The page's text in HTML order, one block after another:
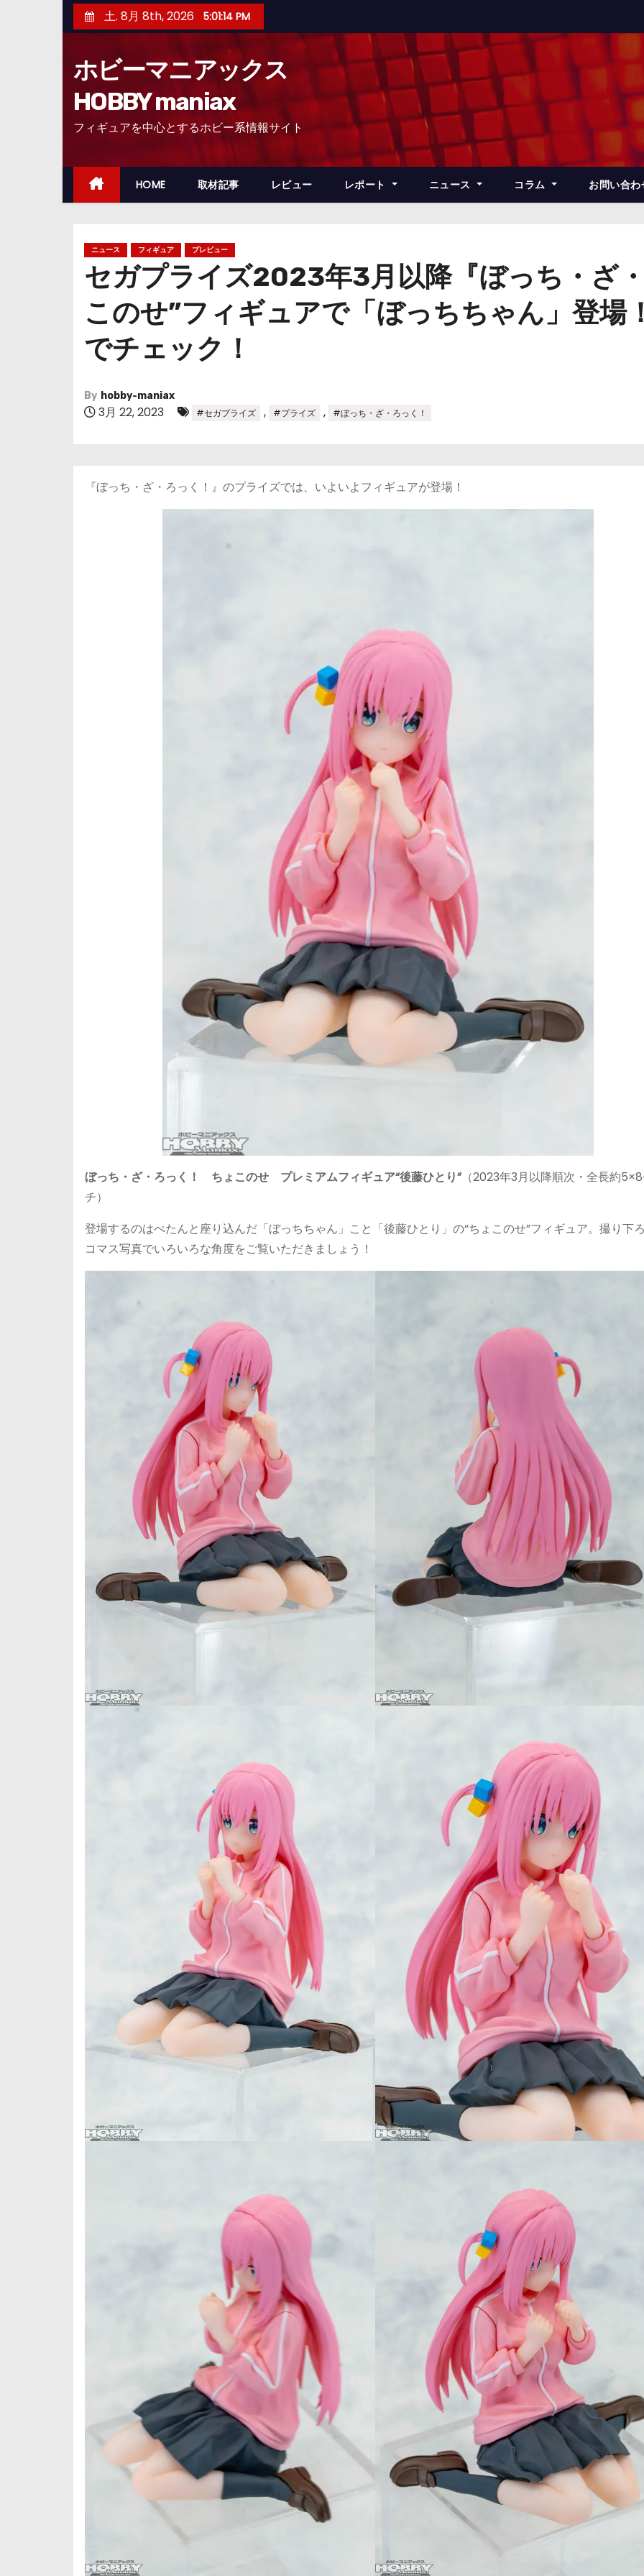
ン
ッ
土. 8月 8th, 2026 5:01:15 PM
ホビーマニアックス
HOBBY maniax
フィギュアを中心とするホビー系情報サイト
HOME 取材記事 レビュー レポート ニュース コラム お問い合わ
ニュース フィギュア プレビュー
セガプライズ2023年3月以降『ぼっち・ざ
このせ”フィギュアで「ぼっちちゃん」登
でチェック！
By hobby-maniax
3月 22, 2023 #セガプライズ , #プライズ , #ぼっち・ざ・ろっく！
『ぼっち・ざ・ろっく！』のプライズでは、いよいよフィギュアが登場！
ぼっち・ざ・ろっく！ ちょこのせ プレミアムフィギュア“後藤ひとり”（2023年3月以降順次・全長約
チ）
登場するのはぺたんと座り込んだ「ぼっちちゃん」こと「後藤ひとり」の“ちょこのせ”フィギュア。撮り下
コマス写真でいろいろな角度をご覧いただきましょう！